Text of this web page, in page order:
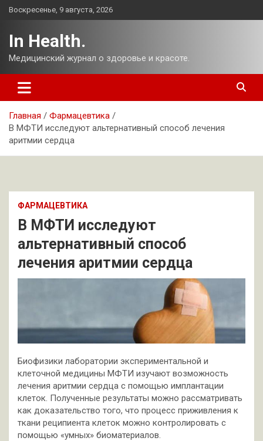
Перейти
Воскресенье, 9 августа, 2026
In Health.
Медицинский журнал о здоровье и красоте.
Главная
Фармацевтика
В МФТИ исследуют альтернативный способ лечения
аритмии сердца
ФАРМАЦЕВТИКА
В МФТИ исследуют
альтернативный способ
лечения аритмии сердца
Биофизики лаборатории экспериментальной и
клеточной медицины МФТИ изучают возможность
лечения аритмии сердца с помощью имплантации
клеток. Полученные результаты можно рассматривать
как доказательство того, что процесс приживления к
ткани реципиента клеток можно контролировать с
помощью «умных» биоматериалов.